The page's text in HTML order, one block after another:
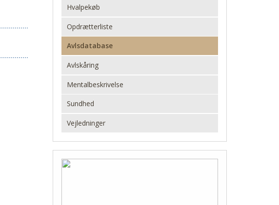
Hvalpekøb
Opdrætterliste
Avlsdatabase
Avlskåring
Mentalbeskrivelse
Sundhed
Vejledninger